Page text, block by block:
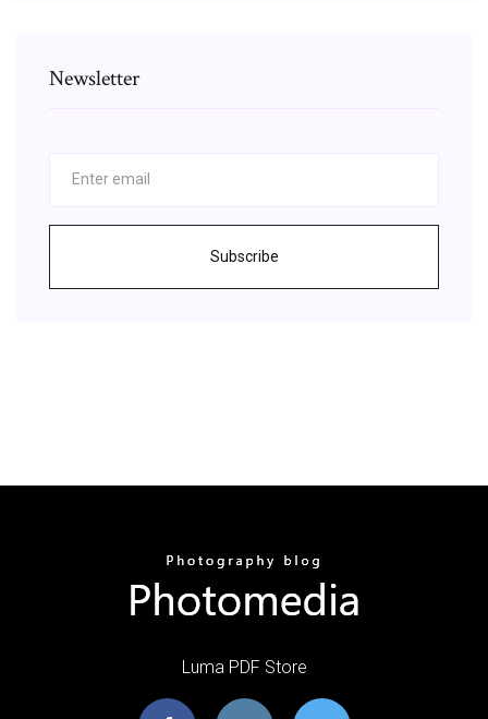
Newsletter
Subscribe
Luma PDF Store